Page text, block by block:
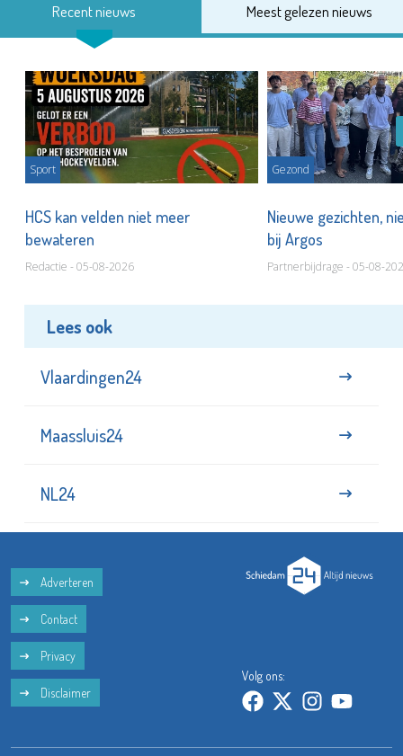
Recent nieuws Meest gelezen nieuws
Sport
HCS kan velden niet meer
bewateren
Redactie - 05-08-2026
Gezond
Nieuwe gezichten,
bij Argos
Partnerbijdrage - 05-08-
Lees ook
Vlaardingen24
Maassluis24
NL24
Adverteren
Contact
Privacy
Disclaimer
Volg ons: